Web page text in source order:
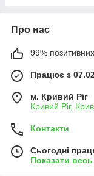
Про нас
99% позитивних
Працює з
м. Кривий Ріг
Кривий Ріг,
Контакти
Сьогодні
Показати